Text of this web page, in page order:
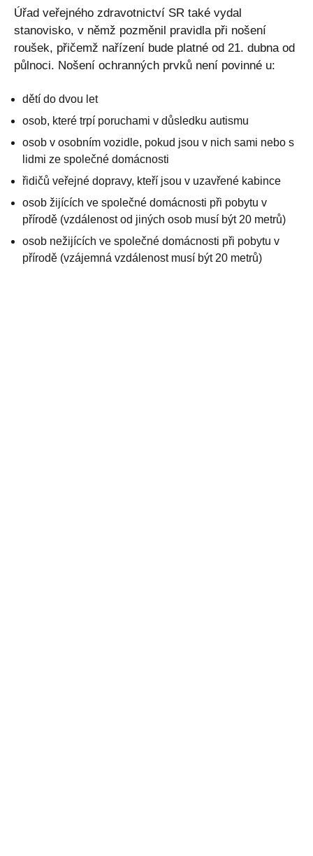
Úřad veřejného zdravotnictví SR také vydal
stanovisko, v němž pozměnil pravidla při nošení
roušek, přičemž nařízení bude platné od 21. dubna od
půlnoci. Nošení ochranných prvků není povinné u:
dětí do dvou let
osob, které trpí poruchami v důsledku autismu
osob v osobním vozidle, pokud jsou v nich sami nebo s
lidmi ze společné domácnosti
řidičů veřejné dopravy, kteří jsou v uzavřené kabince
osob žijících ve společné domácnosti při pobytu v
přírodě (vzdálenost od jiných osob musí být 20 metrů)
osob nežijících ve společné domácnosti při pobytu v
přírodě (vzájemná vzdálenost musí být 20 metrů)